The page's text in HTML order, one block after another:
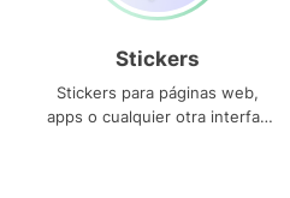
Stickers
Stickers para páginas web,
apps o cualquier otra interfaz